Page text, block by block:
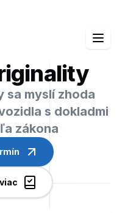
sa myslí zhoda
s dokladmi
zákona